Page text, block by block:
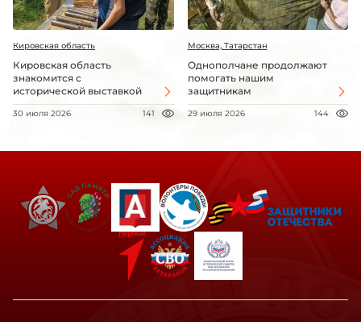
Кировская область
Кировская область
знакомится с
исторической выставкой
30 июля 2026 141
Москва, Татарстан
Однополчане продолжают
помогать нашим
защитникам
29 июля 2026 144